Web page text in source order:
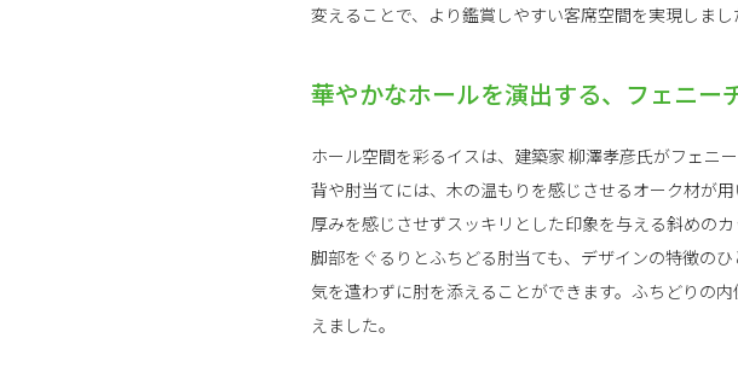
変えることで、より鑑賞しやすい客席空間を実現しまし
華やかなホールを演出する、フェニー
ホール空間を彩るイスは、建築家 柳澤孝彦氏がフェニ
背や肘当てには、木の温もりを感じさせるオーク材が
厚みを感じさせずスッキリとした印象を与える斜めの
脚部をぐるりとふちどる肘当ても、デザインの特徴の
気を遣わずに肘を添えることができます。ふちどりの
えました。